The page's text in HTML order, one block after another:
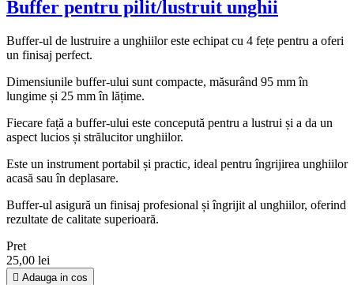
Buffer pentru pilit/lustruit unghii
Buffer-ul de lustruire a unghiilor este echipat cu 4 fețe pentru a oferi
un finisaj perfect.
Dimensiunile buffer-ului sunt compacte, măsurând 95 mm în
lungime și 25 mm în lățime.
Fiecare față a buffer-ului este concepută pentru a lustrui și a da un
aspect lucios și strălucitor unghiilor.
Este un instrument portabil și practic, ideal pentru îngrijirea unghiilor
acasă sau în deplasare.
Buffer-ul asigură un finisaj profesional și îngrijit al unghiilor, oferind
rezultate de calitate superioară.
Pret
25,00 lei
 Adauga in cos